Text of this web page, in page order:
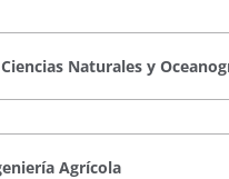
Naturales y
Agrícola